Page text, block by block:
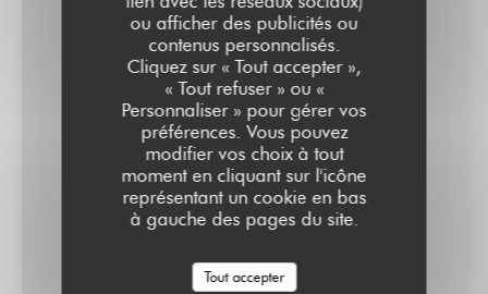
ou afficher des publicités ou
contenus personnalisés.
Cliquez sur « Tout accepter »,
« Tout refuser » ou «
Personnaliser » pour gérer vos
préférences. Vous pouvez
modifier vos choix à tout
moment en cliquant sur l'icône
représentant un cookie en bas
à gauche des pages du site.
Tout accepter
8,00 EUR
Crème brûlée
9,00 EUR
Pain perdu
Caramel au beurre salé & chantilly